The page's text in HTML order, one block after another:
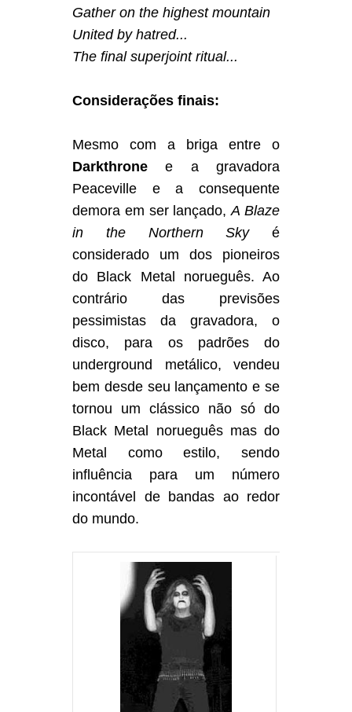
Gather on the highest mountain
United by hatred...
The final superjoint ritual...
Considerações finais:
Mesmo com a briga entre o
Darkthrone e a gravadora
Peaceville e a consequente
demora em ser lançado,A Blaze
in the Northern Sky é
considerado um dos pioneiros
do Black Metal norueguês. Ao
contrário das previsões
pessimistas da gravadora, o
disco, para os padrões do
underground metálico, vendeu
bem desde seu lançamento e se
tornou um clássico não só do
Black Metal norueguês mas do
Metal como estilo, sendo
influência para um número
incontável de bandas ao redor
do mundo.